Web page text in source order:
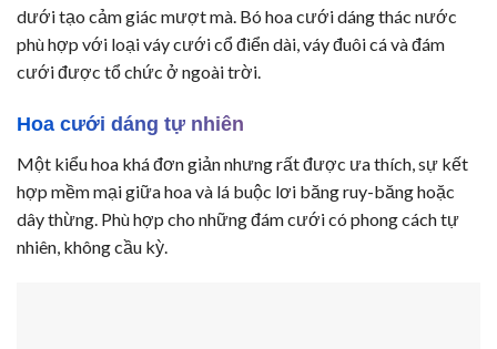
dưới tạo cảm giác mượt mà. Bó hoa cưới dáng thác nước
phù hợp với loại váy cưới cổ điển dài, váy đuôi cá và đám
cưới được tổ chức ở ngoài trời.
Hoa cưới dáng tự nhiên
Một kiểu hoa khá đơn giản nhưng rất được ưa thích, sự kết
hợp mềm mại giữa hoa và lá buộc lơi băng ruy-băng hoặc
dây thừng. Phù hợp cho những đám cưới có phong cách tự
nhiên, không cầu kỳ.